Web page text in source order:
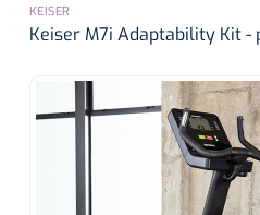
Wearables
Logiciel
Kits d'instruments
Champs stériles
Produits pour le
Hydrocolloïdes
KEISER
Keiser M7i Adaptability Kit -